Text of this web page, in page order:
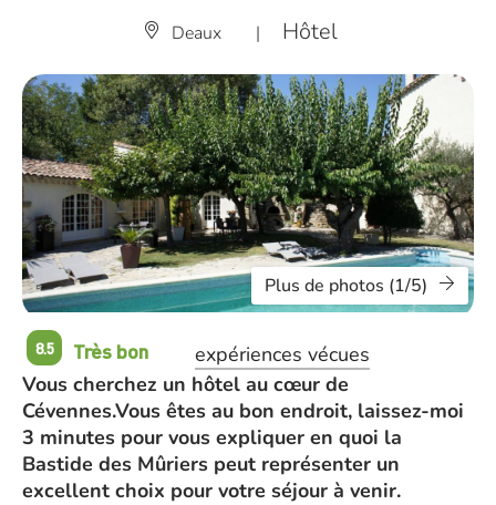
Deaux | Hôtel
Plus de photos (1/5)
8.5 Très bon
expériences vécues
Vous cherchez un hôtel au cœur de
Cévennes.Vous êtes au bon endroit, laissez-moi
3 minutes pour vous expliquer en quoi la
Bastide des Mûriers peut représenter un
excellent choix pour votre séjour à venir.